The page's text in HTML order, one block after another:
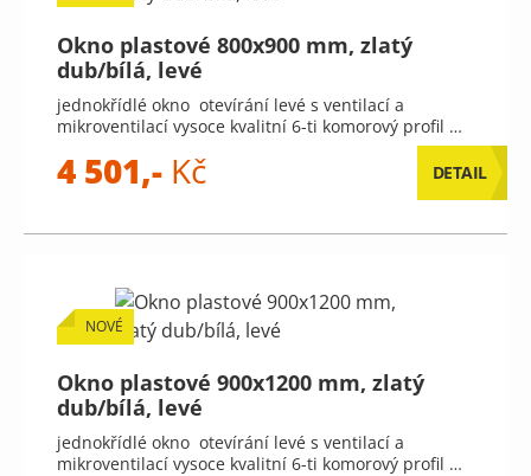
Okno plastové 800x900 mm, zlatý
dub/bílá, levé
jednokřídlé okno otevírání levé s ventilací a
mikroventilací vysoce kvalitní 6-ti komorový profil …
4 501,- Kč DETAIL
NOVÉ
Okno plastové 900x1200 mm, zlatý
dub/bílá, levé
jednokřídlé okno otevírání levé s ventilací a
mikroventilací vysoce kvalitní 6-ti komorový profil …